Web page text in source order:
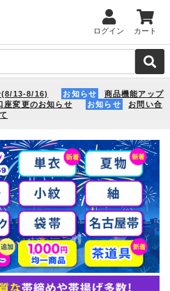
ログイン カート
(8/13-8/16) お知らせ
商品機能アップ
座変更のお知らせ お知らせ
お問い合